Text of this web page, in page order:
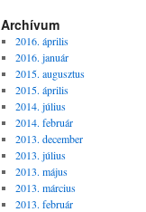
Archívum
2016. április
2016. január
2015. augusztus
2015. április
2014. július
2014. február
2013. december
2013. július
2013. május
2013. március
2013. február